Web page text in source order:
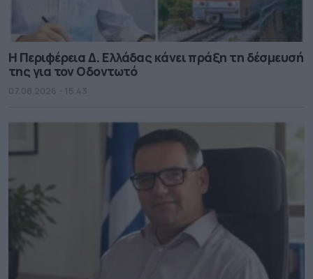
Η Περιφέρεια Δ. Ελλάδας κάνει πράξη τη δέσμευσή
της για τον Οδοντωτό
07.08.2026 - 15.43